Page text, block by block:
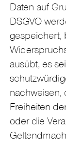
Daten auf
DSGVO
gespeichert,
ausübt, es
nachweisen,
Freiheiten
oder die